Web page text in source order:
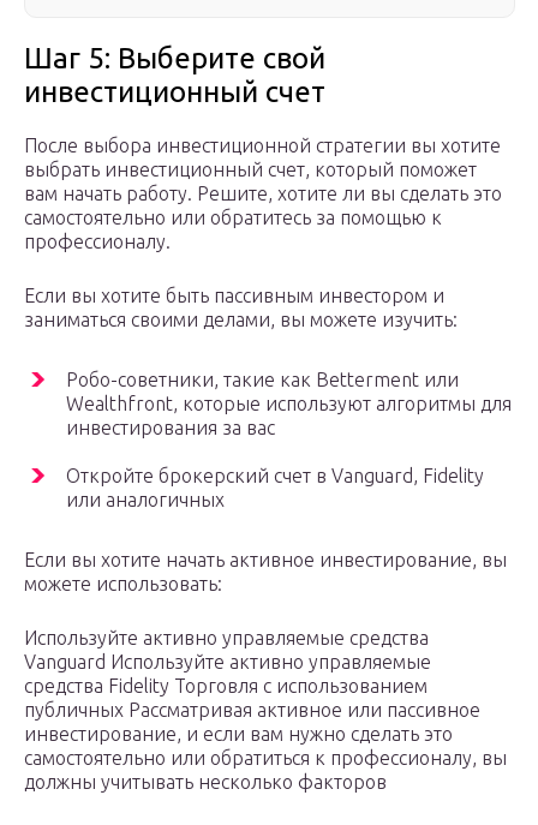
Шаг 5: Выберите свой
инвестиционный счет
После выбора инвестиционной стратегии вы хотите
выбрать инвестиционный счет, который поможет
вам начать работу. Решите, хотите ли вы сделать это
самостоятельно или обратитесь за помощью к
профессионалу.
Если вы хотите быть пассивным инвестором и
заниматься своими делами, вы можете изучить:
Робо-советники, такие как Betterment или
Wealthfront, которые используют алгоритмы для
инвестирования за вас
Откройте брокерский счет в Vanguard, Fidelity
или аналогичных
Если вы хотите начать активное инвестирование, вы
можете использовать:
Используйте активно управляемые средства
Vanguard Используйте активно управляемые
средства Fidelity Торговля с использованием
публичных Рассматривая активное или пассивное
инвестирование, и если вам нужно сделать это
самостоятельно или обратиться к профессионалу, вы
должны учитывать несколько факторов